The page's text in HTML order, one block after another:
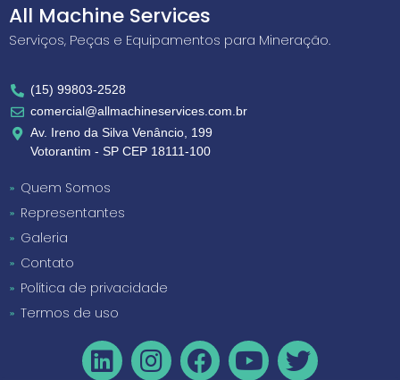
All Machine Services
Serviços, Peças e Equipamentos para Mineração.
(15) 99803-2528
comercial@allmachineservices.com.br
Av. Ireno da Silva Venâncio, 199
Votorantim - SP CEP 18111-100
Quem Somos
Representantes
Galeria
Contato
Política de privacidade
Termos de uso